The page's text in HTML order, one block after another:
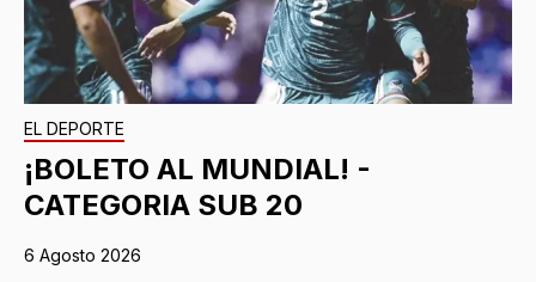
EL DEPORTE
¡BOLETO AL MUNDIAL! -
CATEGORIA SUB 20
6 Agosto 2026